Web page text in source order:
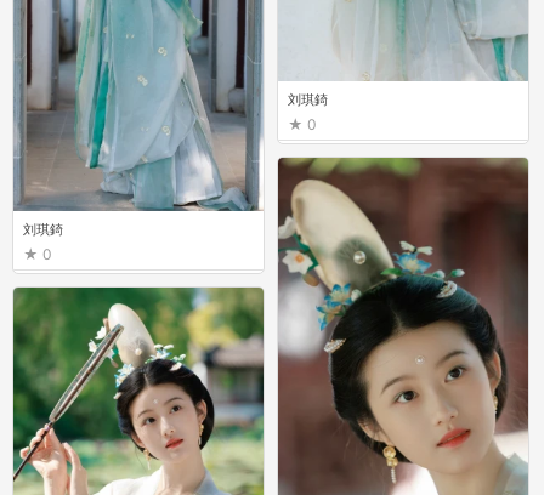
刘琪錡
0
刘琪錡
0